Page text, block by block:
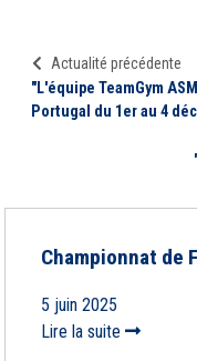
Actualité précédente
"L'équipe TeamGym
Portugal du 1er au 4
Championnat de
5 juin 2025
Lire la suite